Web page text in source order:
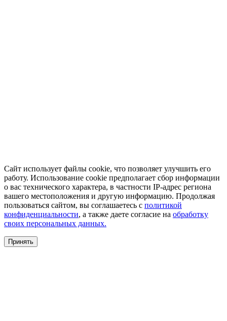
Сайт использует файлы cookie, что позволяет улучшить его
работу. Использование cookie предполагает сбор информации
о вас технического характера, в частности IP-адрес региона
вашего местоположения и другую информацию. Продолжая
пользоваться сайтом, вы соглашаетесь с политикой
конфиденциальности, а также даете согласие на обработку
своих персональных данных.
Принять